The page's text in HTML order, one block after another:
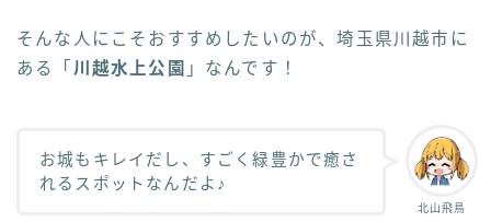
そんな人にこそおすすめしたいのが、埼玉県川越市に
ある「 川越水上公園 」なんです！
北山飛鳥
お城もキレイだし、すごく緑豊かで癒さ
れるスポットなんだよ♪